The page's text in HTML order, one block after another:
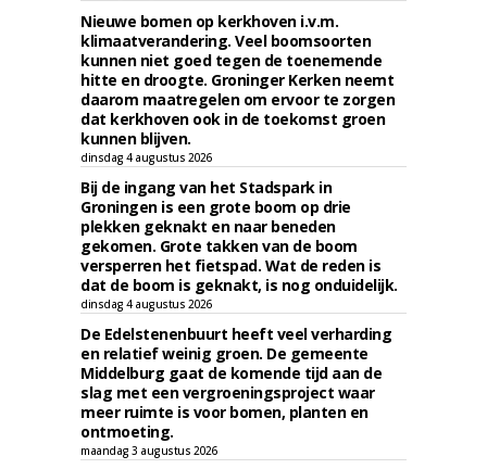
Nieuwe bomen op kerkhoven i.v.m.
klimaatverandering. Veel boomsoorten
kunnen niet goed tegen de toenemende
hitte en droogte. Groninger Kerken neemt
daarom maatregelen om ervoor te zorgen
dat kerkhoven ook in de toekomst groen
kunnen blijven.
dinsdag 4 augustus 2026
Bij de ingang van het Stadspark in
Groningen is een grote boom op drie
plekken geknakt en naar beneden
gekomen. Grote takken van de boom
versperren het fietspad. Wat de reden is
dat de boom is geknakt, is nog onduidelijk.
dinsdag 4 augustus 2026
De Edelstenenbuurt heeft veel verharding
en relatief weinig groen. De gemeente
Middelburg gaat de komende tijd aan de
slag met een vergroeningsproject waar
meer ruimte is voor bomen, planten en
ontmoeting.
maandag 3 augustus 2026